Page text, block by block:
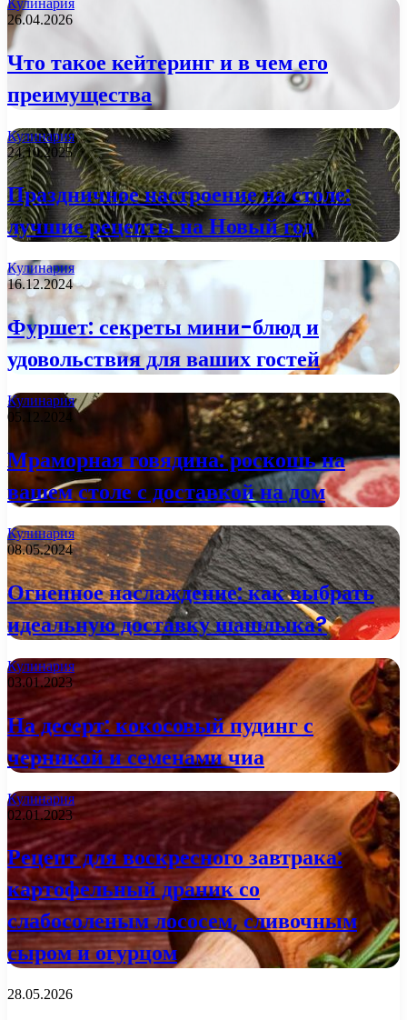
26.04.2026
Что такое кейтеринг и в чем его
преимущества
Кулинария
24.10.2025
Праздничное настроение на столе:
лучшие рецепты на Новый год
Кулинария
16.12.2024
Фуршет: секреты мини-блюд и
удовольствия для ваших гостей
Кулинария
05.12.2024
Мраморная говядина: роскошь на
вашем столе с доставкой на дом
Кулинария
08.05.2024
Огненное наслаждение: как выбрать
идеальную доставку шашлыка?
Кулинария
03.01.2023
На десерт: кокосовый пудинг с
черникой и семенами чиа
Кулинария
02.01.2023
Рецепт для воскресного завтрака:
картофельный драник со
слабосоленым лососем, сливочным
сыром и огурцом
28.05.2026